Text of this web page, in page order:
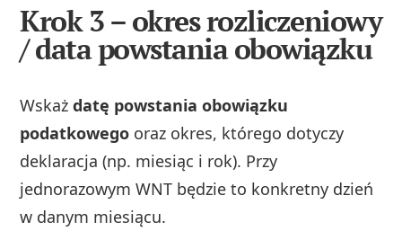
Krok 3 – okres rozliczeniowy
/ data powstania obowiązku
Wskażdatę powstania obowiązku
podatkowego oraz okres, którego dotyczy
deklaracja (np. miesiąc i rok). Przy
jednorazowym WNT będzie to konkretny dzień
w danym miesiącu.